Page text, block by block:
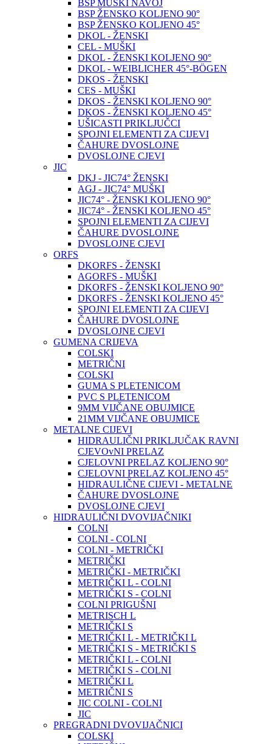
BSP MUŠKI NAVOJ
BSP ŽENSKO KOLJENO 90°
BSP ŽENSKO KOLJENO 45°
DKOL - ŽENSKI
CEL - MUŠKI
DKOL - ŽENSKI KOLJENO 90°
DKOL - WEIBLICHER 45°-BÖGEN
DKOS - ŽENSKI
CES - MUŠKI
DKOS - ŽENSKI KOLJENO 90°
DKOS - ŽENSKI KOLJENO 45°
UŠICASTI PRIKLJUČCI
SPOJNI ELEMENTI ZA CIJEVI
ČAHURE DVOSLOJNE
DVOSLOJNE CJEVI
JIC
DKJ - JIC74° ŽENSKI
AGJ - JIC74° MUŠKI
JIC74° - ŽENSKI KOLJENO 90°
JIC74° - ŽENSKI KOLJENO 45°
SPOJNI ELEMENTI ZA CIJEVI
ČAHURE DVOSLOJNE
DVOSLOJNE CJEVI
ORFS
DKORFS - ŽENSKI
AGORFS - MUŠKI
DKORFS - ŽENSKI KOLJENO 90°
DKORFS - ŽENSKI KOLJENO 45°
SPOJNI ELEMENTI ZA CIJEVI
ČAHURE DVOSLOJNE
DVOSLOJNE CJEVI
GUMENA CRIJEVA
COLSKI
METRIČNI
COLSKI
GUMA S PLETENICOM
PVC S PLETENICOM
9MM VIJČANE OBUJMICE
21MM VIJČANE OBUJMICE
METALNE CIJEVI
HIDRAULIČNI PRIKLJUČAK RAVNI
CJEVOvNI PRELAZ
CJELOVNI PRELAZ KOLJENO 90°
CJELOVNI PRELAZ KOLJENO 45°
HIDRAULIČNE CIJEVI - METALNE
ČAHURE DVOSLOJNE
DVOSLOJNE CJEVI
HIDRAULIČNI DVOVIJAČNIKI
COLNI
COLNI - COLNI
COLNI - METRIČKI
METRIČKI
METRIČKI - METRIČKI
METRIČKI L - COLNI
METRIČKI S - COLNI
COLNI PRIGUŠNI
METRISCH L
METRIČKI S
METRIČKI L - METRIČKI L
METRIČKI S - METRIČKI S
METRIČKI L - COLNI
METRIČKI S - COLNI
METRIČKI L
METRIČNI S
JIC COLNI - COLNI
JIC
PREGRADNI DVOVIJAČNICI
COLSKI